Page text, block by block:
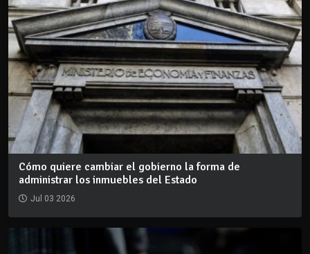
Cómo quiere cambiar el gobierno la forma de
administrar los inmuebles del Estado
Jul 03 2026